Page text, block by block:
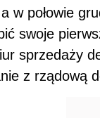
w połowie
swoje
sprzedaży
z rządową